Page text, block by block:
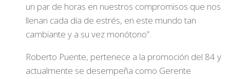
un par de horas en nuestros compromisos que nos
llenan cada día de estrés, en este mundo tan
cambiante y a su vez monótono”.
Roberto Puente, pertenece a la promoción del 84 y
actualmente se desempeña como Gerente